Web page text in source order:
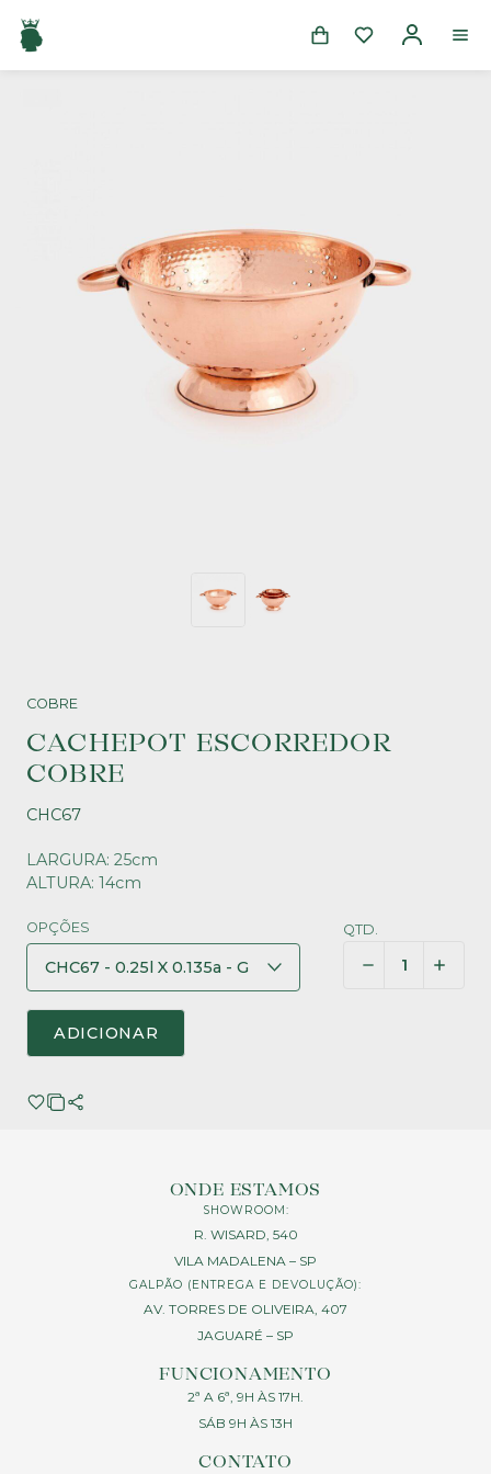
COBRE
CACHEPOT ESCORREDOR
COBRE
CHC67
LARGURA: 25cm
ALTURA: 14cm
OPÇÕES QTD.
ADICIONAR
ONDE ESTAMOS
SHOWROOM:
R. WISARD, 540
VILA MADALENA – SP
GALPÃO (ENTREGA E DEVOLUÇÃO):
AV. TORRES DE OLIVEIRA, 407
JAGUARÉ – SP
FUNCIONAMENTO
2ª A 6ª, 9H ÀS 17H.
SÁB 9H ÀS 13H
CONTATO